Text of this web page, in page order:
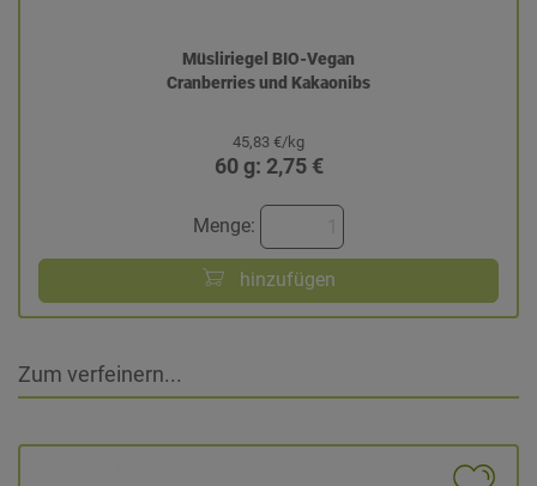
Müsliriegel BIO-Vegan
Cranberries und Kakaonibs
45,83 €/kg
60 g: 2,75 €
Menge:
hinzufügen
Zum verfeinern...